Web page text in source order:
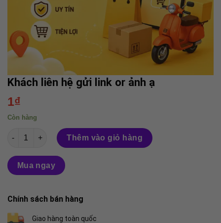
Khách liên hệ gửi link or ảnh ạ
1₫
Còn hàng
Khách liên hệ gửi link or ảnh ạ số lượng
Thêm vào giỏ hàng
Mua ngay
Chính sách bán hàng
Giao hàng toàn quốc